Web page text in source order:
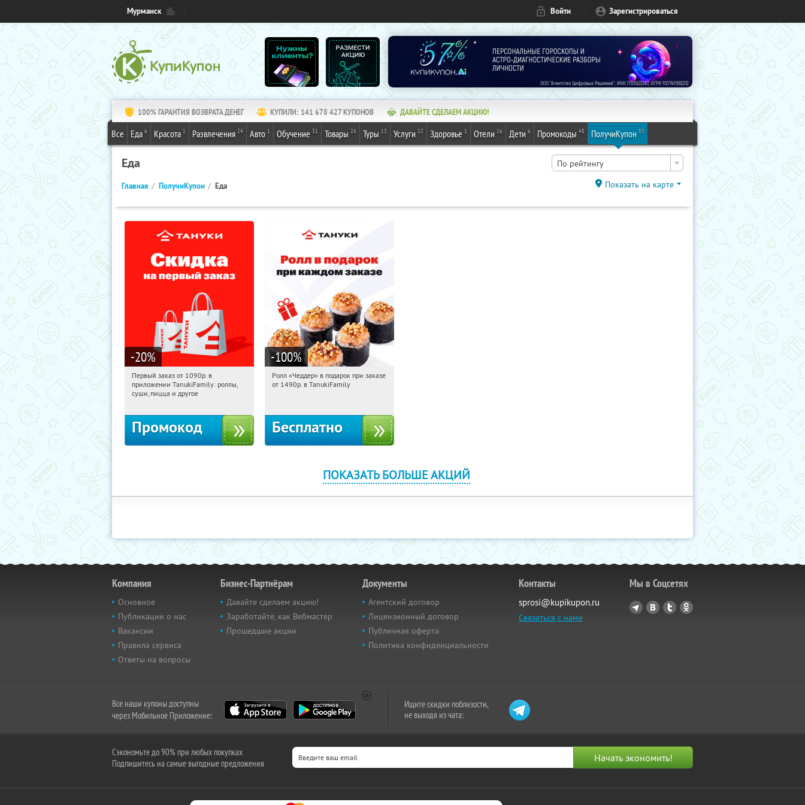
Мурманск Войти Зарегистрироваться
100% ГАРАНТИЯ ВОЗВРАТА ДЕНЕГ КУПИЛИ: 141 678 427КУПОНОВ ДАВАЙТЕ СДЕЛАЕМ АКЦИЮ!
Все Еда 6 Красота 1 Развлечения 24 Авто 1 Обучение 31 Товары 26 Туры 13 Услуги 12 Здоровье 1 Отели 16 Дети 6 Промокоды 48 ПолучиКупон 83
Еда По рейтингу
Главная ПолучиКупон Еда Показать на карте
-20%
03:37:41 Получили:
Россия
Первый заказ от 1090р. в
приложении TanukiFamily: роллы,
суши, пицца и другое
Промокод
-100%
03:37:41 Получили:108
Ролл «Чеддер» в подарок при заказе
от 1490р. в TanukiFamily
Бесплатно
ПОКАЗАТЬ БОЛЬШЕ АКЦИЙ
Компания
Основное
Публикации о нас
Вакансии
Правила сервиса
Ответы на вопросы
Бизнес-Партнёрам
Давайте сделаем акцию!
Заработайте, как Вебмастер
Прошедшие акции
Документы
Агентский договор
Лицензионный договор
Публичная оферта
Политика конфиденциальности
Контакты
sprosi@kupikupon.ru
Связаться с нами
Мы в Соцсетях
Все наши купоны доступны
через Мобильное Приложение:
Ищите скидки поблизости,
не выходя из чата:
Сэкономьте до 90% при любых покупках
Подпишитесь на самые выгодные предложения